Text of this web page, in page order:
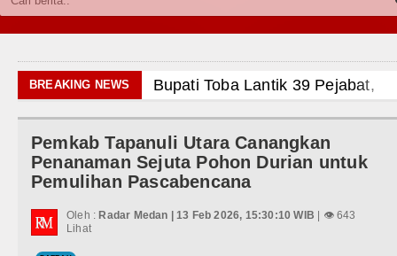
Politik
Hiburan
Olahraga
BREAKING NEWS
Lantik 39 Pejabat, Tekankan Integritas dan Inovasi
T dan Q Sebagai Orientasi Seksual Hanya Ada di
Lilawangsa Brigjen TNI Ali Imran Sebut TNI Terus
Pasien Kanker Paru di Indonesia
Nonaktifkan Lurah AUR, Tegaskan Tak Toleransi
Pemkab Tapanuli Utara Canangkan
Penanaman Sejuta Pohon Durian untuk
Pemulihan Pascabencana
Oleh : Radar Medan | 13 Feb 2026, 15:30:10 WIB | 👁 643
Lihat